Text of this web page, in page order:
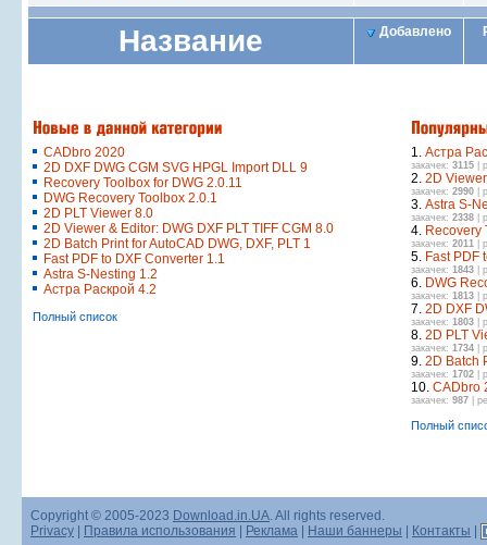
Название Добавлено
CADbro 2020
2D DXF DWG CGM SVG HPGL Import DLL 9
Recovery Toolbox for DWG 2.0.11
DWG Recovery Toolbox 2.0.1
2D PLT Viewer 8.0
2D Viewer & Editor: DWG DXF PLT TIFF CGM 8.0
2D Batch Print for AutoCAD DWG, DXF, PLT 1
Fast PDF to DXF Converter 1.1
Astra S-Nesting 1.2
Астра Раскрой 4.2
Полный список
1. Астра
закачек: 3115 |
2. 2D
закачек: 2990 |
3. Astra S-
закачек: 2338 |
4. Recovery
закачек: 2011 |
5. Fast PDF
закачек: 1843 |
6. DWG
закачек: 1813 |
7. 2D DXF
закачек: 1803 |
8. 2D PLT
закачек: 1734 |
9. 2D Batch
закачек: 1702 |
10. CADbro
закачек: 987 |
Полный
Copyright © 2005-2023 Download.in.UA. All rights reserved.
Privacy
Правила использования Реклама Наши баннеры Контакты